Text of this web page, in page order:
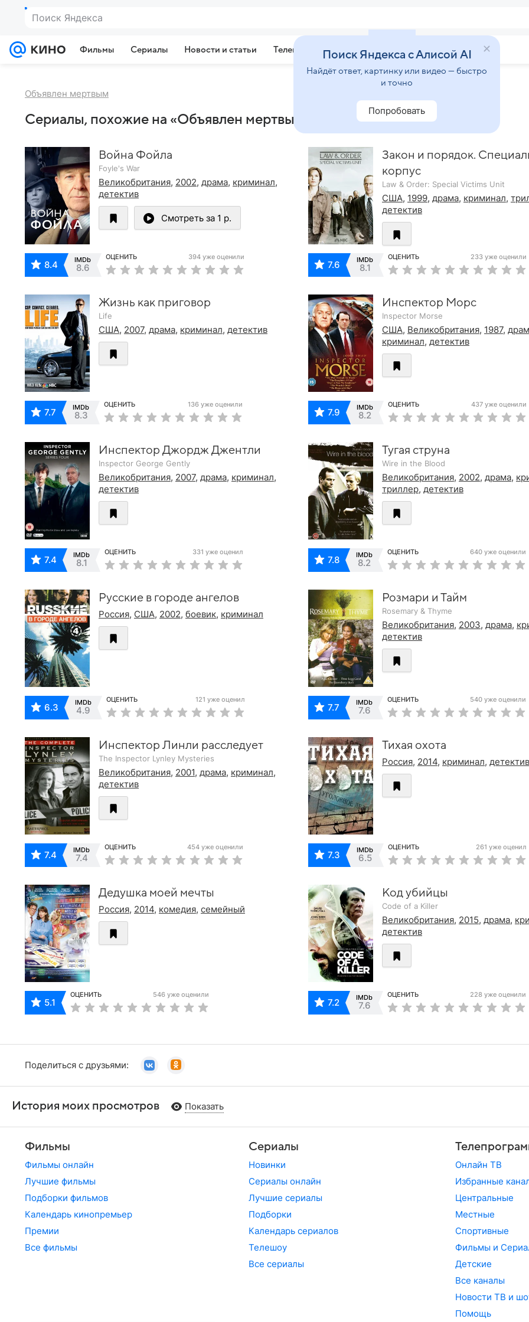
Поиск Яндекса
Фильмы Сериалы Новости и статьи Телепрограмма Звезды
Объявлен мертвым
Сериалы, похожие на «Объявлен мертвым»
Война Фойла
Foyle's War
Великобритания, 2002, драма, криминал,
детектив
Смотреть за 1 р.
8.4 IMDb
8.6
ОЦЕНИТЬ 394 уже оценили
Закон и порядок.
корпус
Law & Order: Special Victims Unit
США, 1999, драма, криминал,
детектив
7.6 IMDb
8.1
ОЦЕНИТЬ 233 уже оценили
Жизнь как приговор
Life
США, 2007, драма, криминал, детектив
7.7 IMDb
8.3
ОЦЕНИТЬ 136 уже оценили
Инспектор Морс
Inspector Morse
США, Великобритания, 1987,
криминал, детектив
7.9 IMDb
8.2
ОЦЕНИТЬ 437 уже оценили
Инспектор Джордж Джентли
Inspector George Gently
Великобритания, 2007, драма, криминал,
детектив
7.4 IMDb
8.1
ОЦЕНИТЬ 331 уже оценил
Тугая струна
Wire in the Blood
Великобритания, 2002, драма,
триллер, детектив
7.8 IMDb
8.2
ОЦЕНИТЬ 640 уже оценили
Русские в городе ангелов
Россия, США, 2002, боевик, криминал
6.3 IMDb
4.9
ОЦЕНИТЬ 121 уже оценил
Розмари и Тайм
Rosemary & Thyme
Великобритания, 2003, драма,
детектив
7.7 IMDb
7.6
ОЦЕНИТЬ 540 уже оценили
Инспектор Линли расследует
The Inspector Lynley Mysteries
Великобритания, 2001, драма, криминал,
детектив
7.4 IMDb
7.4
ОЦЕНИТЬ 454 уже оценили
Тихая охота
Россия, 2014, криминал, детектив
7.3 IMDb
6.5
ОЦЕНИТЬ 261 уже оценил
Дедушка моей мечты
Россия, 2014, комедия, семейный
5.1
ОЦЕНИТЬ 546 уже оценили
Код убийцы
Code of a Killer
Великобритания, 2015, драма,
детектив
7.2 IMDb
7.6
ОЦЕНИТЬ 228 уже оценили
Поделиться с друзьями:
История моих просмотров Показать
Фильмы
Фильмы онлайн
Лучшие фильмы
Подборки фильмов
Календарь кинопремьер
Премии
Все фильмы
Сериалы
Новинки
Сериалы онлайн
Лучшие сериалы
Подборки
Календарь сериалов
Телешоу
Все сериалы
Онлайн ТВ
Избранные
Центральные
Местные
Спортивные
Фильмы и
Детские
Все каналы
Новости ТВ и
Помощь
Поиск Яндекса с Алисой AI
Найдёт ответ, картинку или видео — быстро
и точно
Попробовать